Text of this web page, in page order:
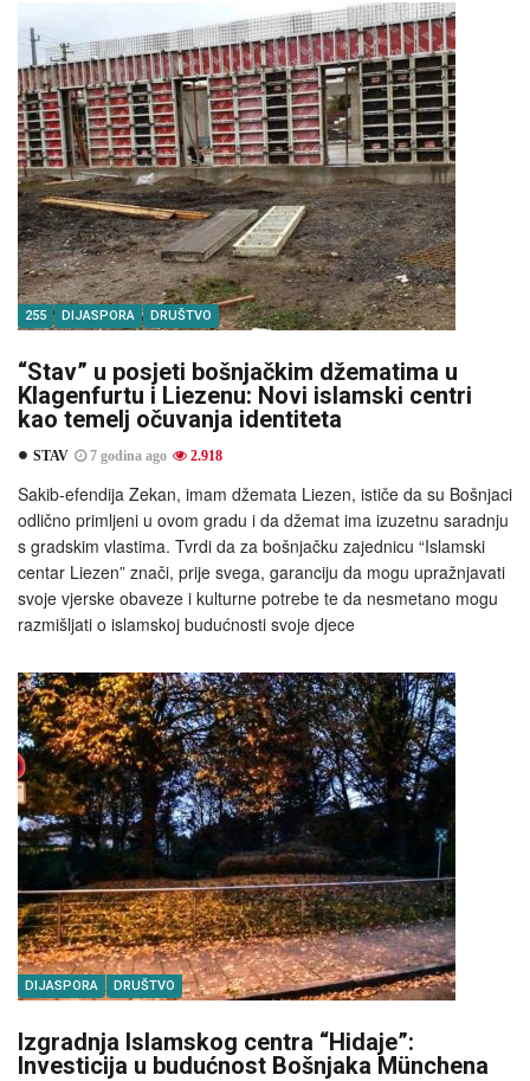
255 DIJASPORA DRUŠTVO
“Stav” u posjeti bošnjačkim džematima u
Klagenfurtu i Liezenu: Novi islamski centri
kao temelj očuvanja identiteta
STAV 7 godina ago 2.918
Sakib-efendija Zekan, imam džemata Liezen, ističe da su Bošnjaci
odlično primljeni u ovom gradu i da džemat ima izuzetnu saradnju
s gradskim vlastima. Tvrdi da za bošnjačku zajednicu “Islamski
centar Liezen” znači, prije svega, garanciju da mogu upražnjavati
svoje vjerske obaveze i kulturne potrebe te da nesmetano mogu
razmišljati o islamskoj budućnosti svoje djece
DIJASPORA DRUŠTVO
Izgradnja Islamskog centra “Hidaje”:
Investicija u budućnost Bošnjaka Münchena